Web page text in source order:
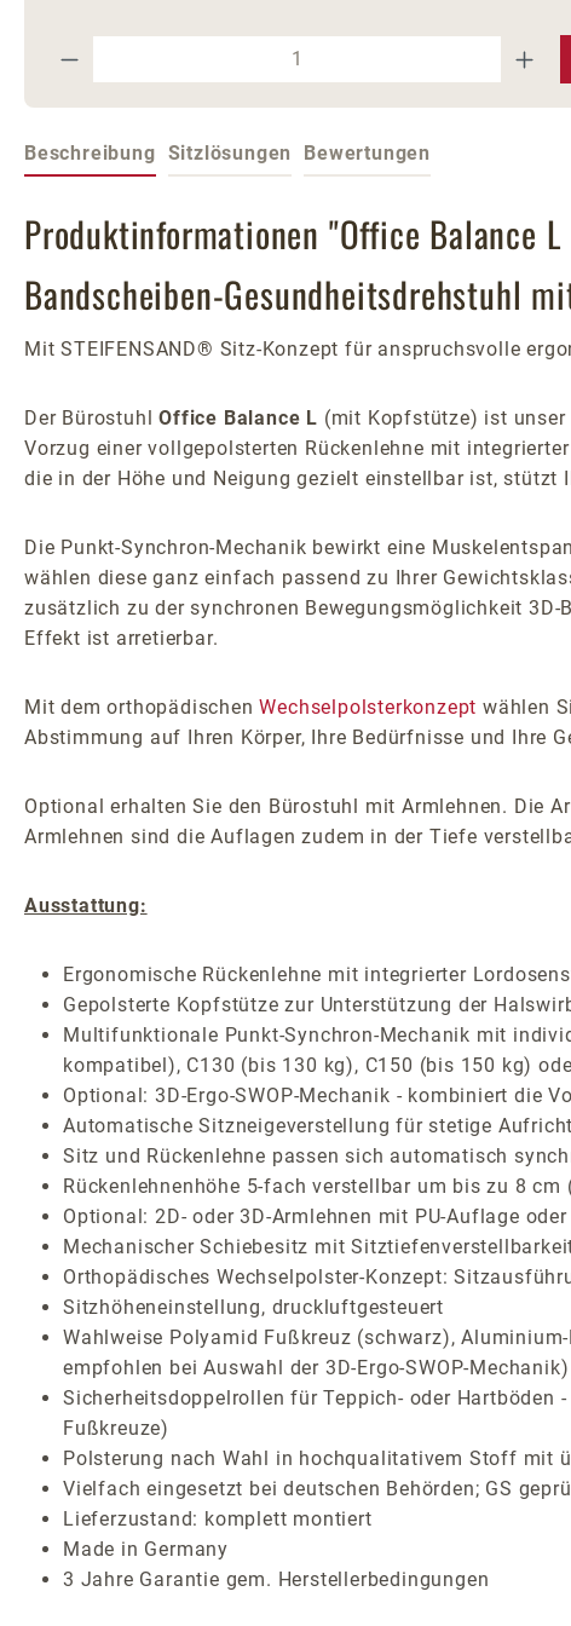
Produkt Anzahl: Gib den
Beschreibung Sitzlösungen Bewertungen
Produktinformationen "Office Balance
Bandscheiben-Gesundheitsdrehstuhl
Mit STEIFENSAND® Sitz-Konzept für anspruchsvolle
Der BürostuhlOffice Balance L (mit Kopfstütze) ist unser
Vorzug einer vollgepolsterten Rückenlehne mit
die in der Höhe und Neigung gezielt einstellbar ist,
Die Punkt-Synchron-Mechanik bewirkt eine
wählen diese ganz einfach passend zu Ihrer
zusätzlich zu der synchronen Bewegungsmöglichkeit
Effekt ist arretierbar.
Mit dem orthopädischenWechselpolsterkonzept wählen
Abstimmung auf Ihren Körper, Ihre Bedürfnisse und Ihre
Optional erhalten Sie den Bürostuhl mit Armlehnen. Die
Armlehnen sind die Auflagen zudem in der Tiefe
Ausstattung:
Ergonomische Rückenlehne mit integrierter
Gepolsterte Kopfstütze zur Unterstützung der
Multifunktionale Punkt-Synchron-Mechanik mit
kompatibel), C130 (bis 130 kg), C150 (bis 150 kg)
Optional: 3D-Ergo-SWOP-Mechanik - kombiniert die
Automatische Sitzneigeverstellung für stetige
Sitz und Rückenlehne passen sich automatisch
Rückenlehnenhöhe 5-fach verstellbar um bis zu 8 cm
Optional: 2D- oder 3D-Armlehnen mit PU-Auflage
Mechanischer Schiebesitz mit
Orthopädisches Wechselpolster-Konzept:
Sitzhöheneinstellung, druckluftgesteuert
Wahlweise Polyamid Fußkreuz (schwarz),
empfohlen bei Auswahl der 3D-Ergo-SWOP-Mechanik)
Sicherheitsdoppelrollen für Teppich- oder
Fußkreuze)
Polsterung nach Wahl in hochqualitativem Stoff mit
Vielfach eingesetzt bei deutschen Behörden; GS
Lieferzustand: komplett montiert
Made in Germany
3 Jahre Garantie gem. Herstellerbedingungen